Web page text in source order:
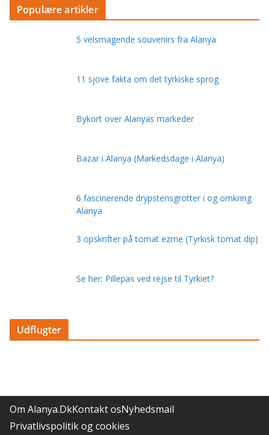
Populære artikler
5 velsmagende souvenirs fra Alanya
11 sjove fakta om det tyrkiske sprog
Bykort over Alanyas markeder
Bazar i Alanya (Markedsdage i Alanya)
6 fascinerende drypstensgrotter i og omkring
Alanya
3 opskrifter på tomat ezme (Tyrkisk tomat dip)
Se her: Pillepas ved rejse til Tyrkiet?
Udflugter
Om Alanya.DkKontakt osNyhedsmail
Privatlivspolitik og cookies